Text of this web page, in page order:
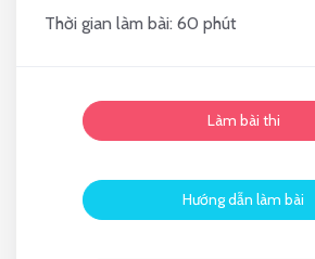
Thời gian làm bài: 60 phút
Làm bài thi
Hướng dẫn làm bài